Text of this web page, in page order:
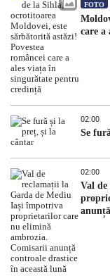
FOTO
care a
02:00
Se
02:00
Val